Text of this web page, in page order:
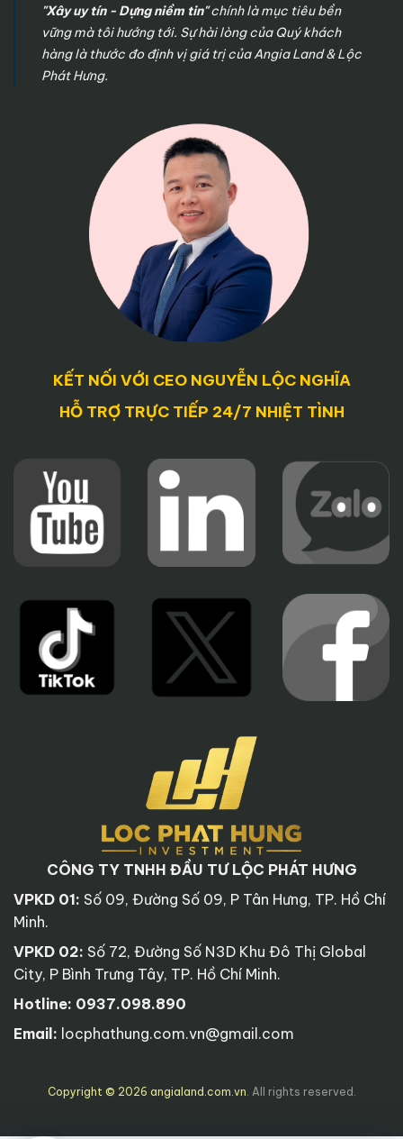
"Xây uy tín - Dựng niềm tin"chính là mục tiêu bền
vững mà tôi hướng tới. Sự hài lòng của Quý khách
hàng là thước đo định vị giá trị của Angia Land & Lộc
Phát Hưng.
KẾT NỐI VỚI CEO NGUYỄN LỘC NGHĨA
HỖ TRỢ TRỰC TIẾP 24/7 NHIỆT TÌNH
CÔNG TY TNHH ĐẦU TƯ LỘC PHÁT HƯNG
VPKD 01: Số 09, Đường Số 09, P Tân Hưng, TP. Hồ Chí
Minh.
VPKD 02: Số 72, Đường Số N3D Khu Đô Thị Global
City, P Bình Trưng Tây, TP. Hồ Chí Minh.
Hotline: 0937.098.890
Email: locphathung.com.vn@gmail.com
Copyright © 2026 angialand.com.vn. All rights reserved.